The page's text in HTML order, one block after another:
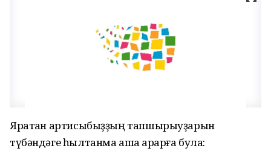
Яратҡан артисыбыҙҙың тапшырыуҙарын
түбәндәге һылтанма аша ҡарарға була: